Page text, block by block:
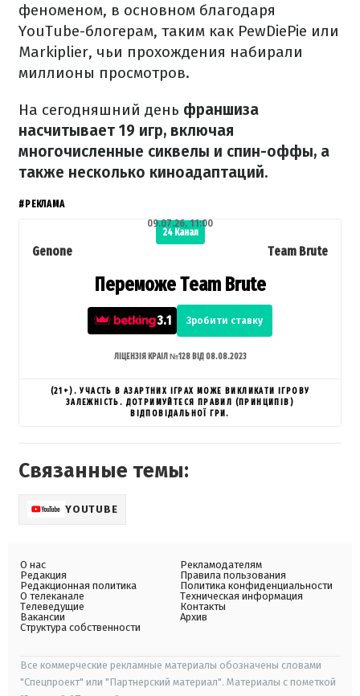
феноменом, в основном благодаря
YouTube-блогерам, таким как PewDiePie или
Markiplier, чьи прохождения набирали
миллионы просмотров.
На сегодняшний день франшиза
насчитывает 19 игр, включая
многочисленные сиквелы и спин-оффы, а
также несколько киноадаптаций.
#РЕКЛАМА
24 Канал
Genone
09.07.26, 11:00
Переможе Team Brute
3.1 Зробити ставку
Team Brute
ЛІЦЕНЗІЯ КРАІЛ №128 ВІД 08.08.2023
(21+). УЧАСТЬ В АЗАРТНИХ ІГРАХ МОЖЕ ВИКЛИКАТИ ІГРОВУ
ЗАЛЕЖНІСТЬ. ДОТРИМУЙТЕСЯ ПРАВИЛ (ПРИНЦИПІВ)
ВІДПОВІДАЛЬНОЇ ГРИ.
Связанные темы:
YOUTUBE
О нас
Редакция
Редакционная политика
О телеканале
Телеведущие
Вакансии
Структура собственности
Рекламодателям
Правила пользования
Политика конфиденциальности
Техническая информация
Контакты
Архив
Все коммерческие рекламные материалы обозначены словами
"Спецпроект" или "Партнерский материал". Материалы с пометкой